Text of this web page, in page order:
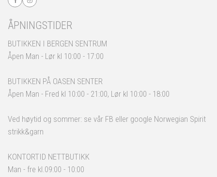
ÅPNINGSTIDER
BUTIKKEN I BERGEN SENTRUM
Åpen Man - Lør kl 10:00 - 17:00
BUTIKKEN PÅ OASEN SENTER
Åpen Man - Fred kl 10:00 - 21:00, Lør kl 10:00 - 18:00
Ved høytid og sommer: se vår FB eller google Norwegian Spirit
strikk&garn
KONTORTID NETTBUTIKK
Man - fre kl.09:00 - 10:00